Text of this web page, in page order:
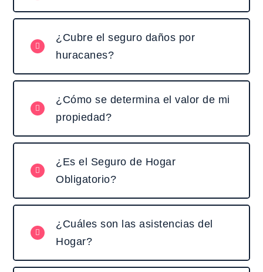
¿Cubre el seguro daños por
huracanes?
¿Cómo se determina el valor de mi
propiedad?
¿Es el Seguro de Hogar
Obligatorio?
¿Cuáles son las asistencias del
Hogar?